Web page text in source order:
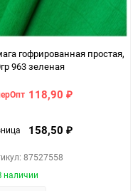
гофрированная простая,
963 зеленая
118,90 ₽
158,50 ₽
87527558
наличии